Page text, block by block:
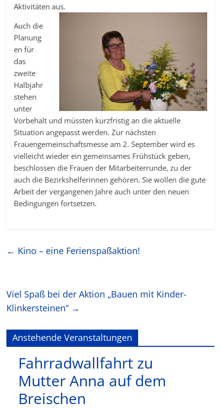
Aktivitäten aus.
Auch die
Planung
en für
das
zweite
Halbjahr
stehen
unter
Vorbehalt und müssten kurzfristig an die aktuelle
Situation angepasst werden. Zur nächsten
Frauengemeinschaftsmesse am 2. September wird es
vielleicht wieder ein gemeinsames Frühstück geben,
beschlossen die Frauen der Mitarbeiterrunde, zu der
auch die Bezirkshelferinnen gehören. Sie wollen die gute
Arbeit der vergangenen Jahre auch unter den neuen
Bedingungen fortsetzen.
← Kino – eine Ferienspaßaktion!
Viel Spaß bei der Aktion „Bauen mit Kinder-
Klinkersteinen“ →
Anstehende Veranstaltungen
Fahrradwallfahrt zu
Mutter Anna auf dem
Breischen